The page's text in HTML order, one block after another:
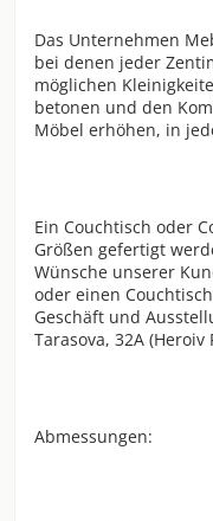
Das Unternehmen
bei denen jeder
möglichen
betonen und den
Möbel erhöhen, in
Ein Couchtisch oder
Größen gefertigt
Wünsche unserer
oder einen
Geschäft und
Tarasova, 32A (Heroiv
Abmessungen: